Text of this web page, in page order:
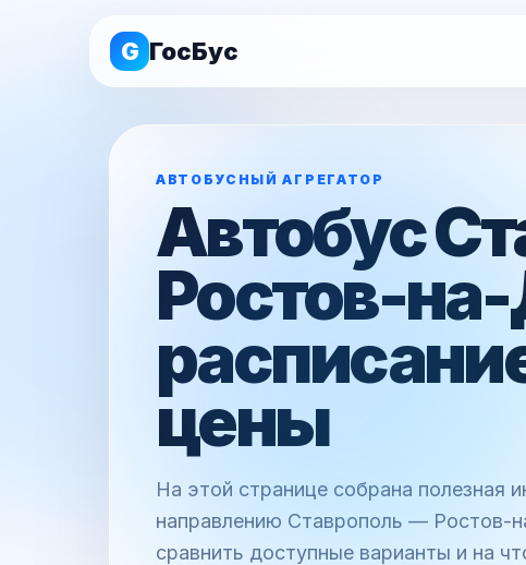
G ГосБус
АВТОБУСНЫЙ АГРЕГАТОР
Автобус
Ростов-
цены
На этой странице собрана полезная
направлению Ставрополь — Ростов-
сравнить доступные варианты и на